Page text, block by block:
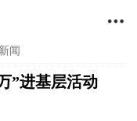

闻
”进基层活动